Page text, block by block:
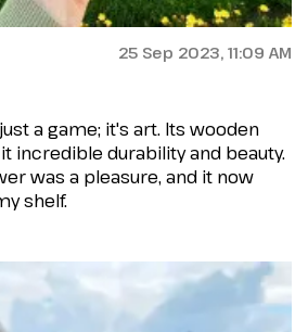
25 Sep 2023, 11:09 AM
a game; it's art. Its wooden
incredible durability and beauty.
was a pleasure, and it now
shelf.